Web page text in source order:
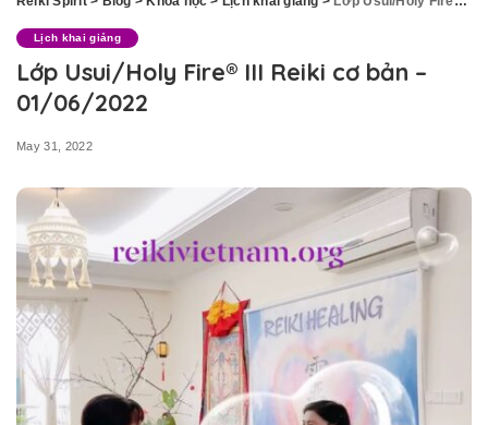
Lịch khai giảng
Lớp Usui/Holy Fire® III Reiki cơ bản –
01/06/2022
May 31, 2022